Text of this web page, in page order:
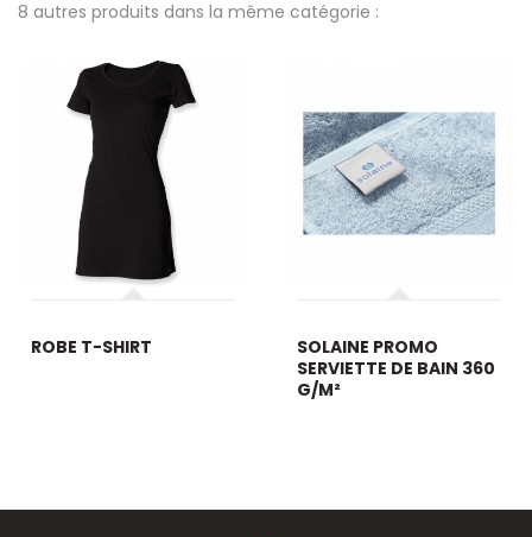
8 autres produits dans la même catégorie :
ROBE T-SHIRT
SOLAINE PROMO
SERVIETTE DE BAIN 360
G/M²